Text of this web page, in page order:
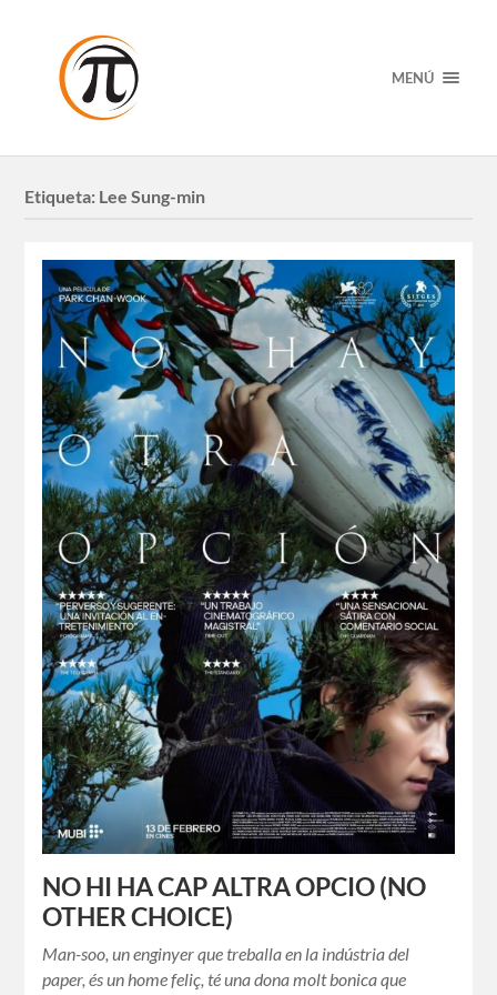
MENÚ
Etiqueta: Lee Sung-min
NO HI HA CAP ALTRA OPCIO (NO
OTHER CHOICE)
Man-soo, un enginyer que treballa en la indústria del
paper, és un home feliç, té una dona molt bonica que